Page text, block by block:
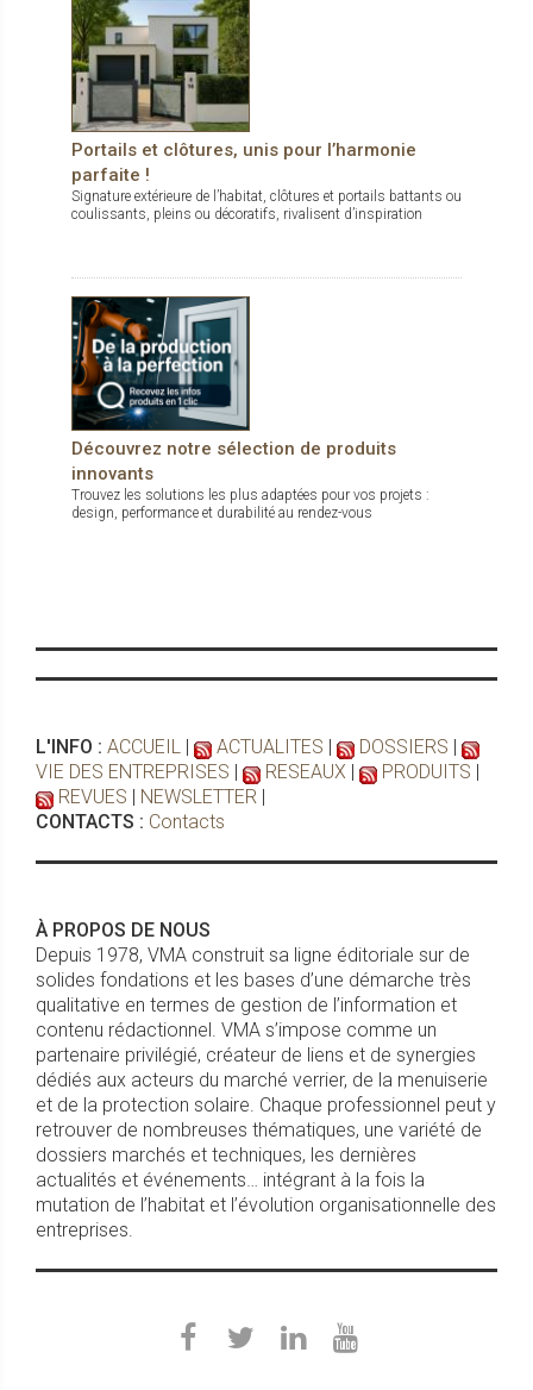
Portails et clôtures, unis pour l’harmonie
parfaite !
Signature extérieure de l’habitat, clôtures et portails battants ou
coulissants, pleins ou décoratifs, rivalisent d’inspiration
Découvrez notre sélection de produits
innovants
Trouvez les solutions les plus adaptées pour vos projets :
design, performance et durabilité au rendez-vous
L'INFO : ACCUEIL | ACTUALITES | DOSSIERS |
VIE DES ENTREPRISES | RESEAUX | PRODUITS |
REVUES | NEWSLETTER |
CONTACTS : Contacts
À PROPOS DE NOUS
Depuis 1978, VMA construit sa ligne éditoriale sur de
solides fondations et les bases d’une démarche très
qualitative en termes de gestion de l’information et
contenu rédactionnel. VMA s’impose comme un
partenaire privilégié, créateur de liens et de synergies
dédiés aux acteurs du marché verrier, de la menuiserie
et de la protection solaire. Chaque professionnel peut y
retrouver de nombreuses thématiques, une variété de
dossiers marchés et techniques, les dernières
actualités et événements… intégrant à la fois la
mutation de l’habitat et l’évolution organisationnelle des
entreprises.